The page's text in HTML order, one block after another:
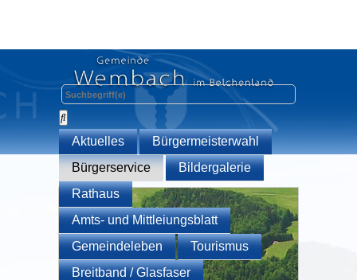
Aktuelles
Bürgermeisterwahl
Bürgerservice
Bildergalerie
Rathaus
Amts- und Mittleiungsblatt
Gemeindeleben
Tourismus
Breitband / Glasfaser